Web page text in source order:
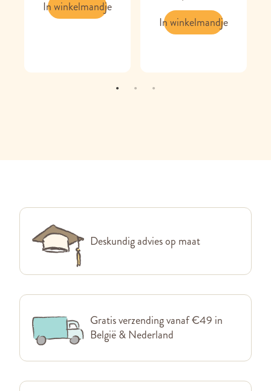
In winkelmandje
In winkelmandje
Deskundig advies op maat
Gratis verzending vanaf €49 in
België & Nederland